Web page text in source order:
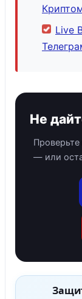
Live
Не
— или